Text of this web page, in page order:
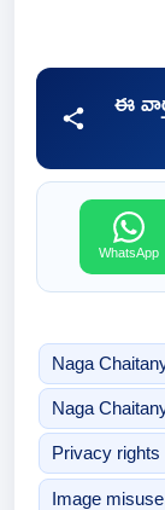
ఈ
WhatsApp
Naga
Naga
Privacy rights
Image misuse